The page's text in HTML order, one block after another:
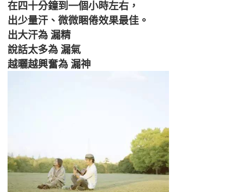
在四十分鐘到一個小時左右，
出少量汗、微微睏倦效果最佳。
出大汗為 漏精
說話太多為 漏氣
越曬越興奮為 漏神